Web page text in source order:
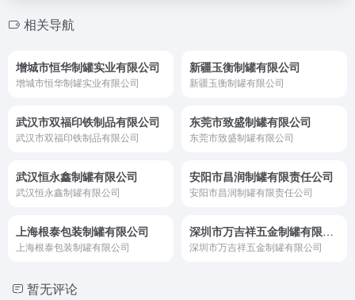
相关导航
增城市恒华制罐实业有限公司
增城市恒华制罐实业有限公司
新疆玉衡制罐有限公司
新疆玉衡制罐有限公司
武汉市双福印铁制品有限公司
武汉市双福印铁制品有限公司
东莞市致盛制罐有限公司
东莞市致盛制罐有限公司
武汉恒永鑫制罐有限公司
武汉恒永鑫制罐有限公司
安阳市昌润制罐有限责任公司
安阳市昌润制罐有限责任公司
上海根泰包装制罐有限公司
上海根泰包装制罐有限公司
深圳市万吉祥五金制罐有限公司
深圳市万吉祥五金制罐有限公司
暂无评论